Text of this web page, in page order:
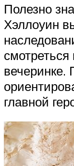
Полезно
Хэллоуин
смотреться
вечеринке.
главной